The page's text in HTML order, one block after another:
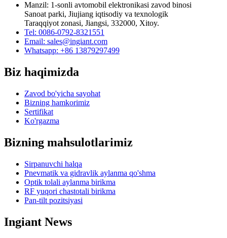
Manzil: 1-sonli avtomobil elektronikasi zavod binosi
Sanoat parki, Jiujiang iqtisodiy va texnologik
Taraqqiyot zonasi, Jiangsi, 332000, Xitoy.
Tel: 0086-0792-8321551
Email: sales@ingiant.com
Whatsapp: +86 13879297499
Biz haqimizda
Zavod bo'yicha sayohat
Bizning hamkorimiz
Sertifikat
Ko'rgazma
Bizning mahsulotlarimiz
Sirpanuvchi halqa
Pnevmatik va gidravlik aylanma qo'shma
Optik tolali aylanma birikma
RF yuqori chastotali birikma
Pan-tilt pozitsiyasi
Ingiant News